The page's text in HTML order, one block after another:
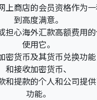
上商店的会员资格作为
到高度满意。
担心海外汇款高额费用
使用它。
密货币及其货币兑换功
和接收加密货币、
和提款的个人和公司提
功能。